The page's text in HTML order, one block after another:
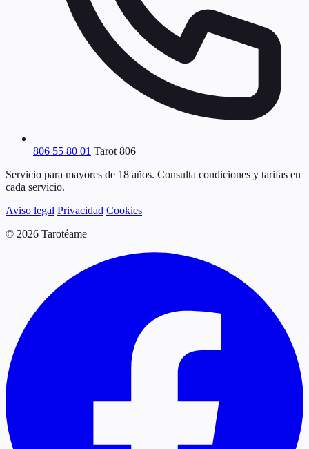
806 55 80 01 Tarot 806
Servicio para mayores de 18 años. Consulta condiciones y tarifas en
cada servicio.
Aviso legal Privacidad Cookies
© 2026 Tarotéame